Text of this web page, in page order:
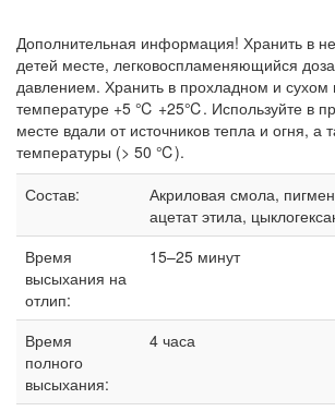
Дополнительная информация! Хранить в
детей месте, легковоспламеняющийся
давлением. Хранить в прохладном и сухом
температуре +5 ℃ +25℃. Используйте в
месте вдали от источников тепла и огня, а
температуры (> 50 ℃).
Состав:
Акриловая смола,
ацетат этила,
Время
высыхания на
отлип:
15–25 минут
Время
полного
высыхания:
4 часа